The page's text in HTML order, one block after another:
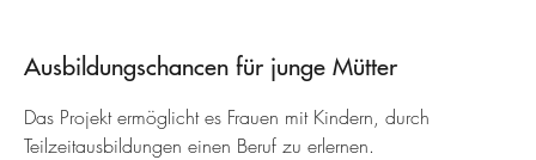
Ausbildungschancen für junge Mütter
Das Projekt ermöglicht es Frauen mit Kindern, durch
Teilzeitausbildungen einen Beruf zu erlernen.